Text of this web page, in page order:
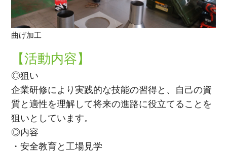
曲げ加工
【活動内容】
◎狙い
企業研修により実践的な技能の習得と、自己の資
質と適性を理解して将来の進路に役立てることを
狙いとしています。
◎内容
・安全教育と工場見学